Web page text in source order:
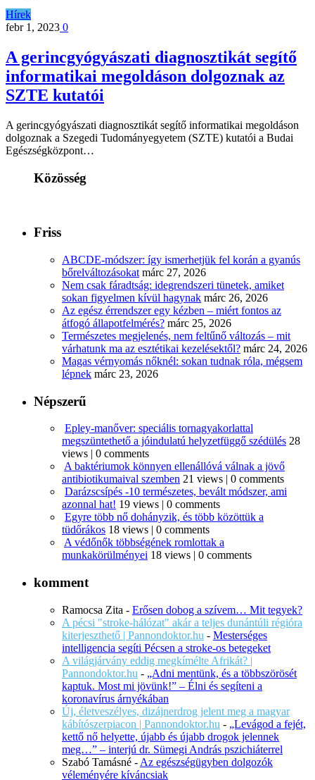
Hírek
febr 1, 2023 0
A gerincgyógyászati diagnosztikát segítő
informatikai megoldáson dolgoznak az
SZTE kutatói
A gerincgyógyászati diagnosztikát segítő informatikai megoldáson
dolgoznak a Szegedi Tudományegyetem (SZTE) kutatói a Budai
Egészségközpont…
Közösség
Friss
ABCDE‑módszer: így ismerhetjük fel korán a gyanús
bőrelváltozásokat márc 27, 2026
Nem csak fáradtság: idegrendszeri tünetek, amiket
sokan figyelmen kívül hagynak márc 26, 2026
Az egész érrendszer egy kézben – miért fontos az
átfogó állapotfelmérés? márc 25, 2026
Természetes megjelenés, nem feltűnő változás – mit
várhatunk ma az esztétikai kezelésektől? márc 24, 2026
Magas vérnyomás nőknél: sokan tudnak róla, mégsem
lépnek márc 23, 2026
Népszerű
Epley-manőver: speciális tornagyakorlattal
megszüntethető a jóindulatú helyzetfüggő szédülés 28
views | 0 comments
A baktériumok könnyen ellenállóvá válnak a jövő
antibiotikumaival szemben 21 views | 0 comments
Darázscsípés -10 természetes, bevált módszer, ami
azonnal hat! 19 views | 0 comments
Egyre több nő dohányzik, és több közöttük a
tüdőrákos 18 views | 0 comments
A védőnők többségének romlottak a
munkakörülményei 18 views | 0 comments
komment
Ramocsa Zita - Erősen dobog a szívem… Mit tegyek?
A pécsi "stroke-hálózat" akár a teljes dunántúli régióra
kiterjeszthető | Pannondoktor.hu - Mesterséges
intelligencia segíti Pécsen a stroke-os betegeket
A világjárvány eddig megkímélte Afrikát? |
Pannondoktor.hu - „Adni mentünk, és a többszörösét
kaptuk. Most mi jövünk!” – Élni és segíteni a
koronavírus árnyékában
Új, életveszélyes, dizájnerdrog jelent meg a magyar
kábítószerpiacon | Pannondoktor.hu - „Levágod a fejét,
kettő nő helyette, újabb és újabb drogok jelennek
meg…” – interjú dr. Sümegi András pszichiáterrel
Szabó Tamásné - Az egészségügyben dolgozók
véleményére kíváncsiak